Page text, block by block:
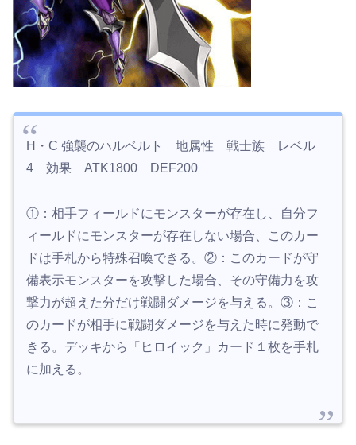
H・C 強襲のハルベルト 地属性 戦士族 レベル
4 効果 ATK1800 DEF200
①：相手フィールドにモンスターが存在し、自分フ
ィールドにモンスターが存在しない場合、このカー
ドは手札から特殊召喚できる。②：このカードが守
備表示モンスターを攻撃した場合、その守備力を攻
撃力が超えた分だけ戦闘ダメージを与える。③：こ
のカードが相手に戦闘ダメージを与えた時に発動で
きる。デッキから「ヒロイック」カード１枚を手札
に加える。